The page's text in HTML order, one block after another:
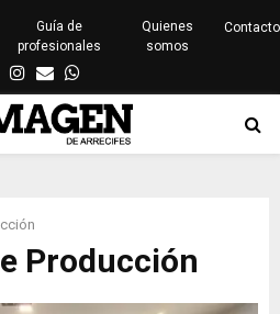
Guía de
profesionales
Quienes
somos
Contacto
Instagram
EmailWhatsapp
Producción